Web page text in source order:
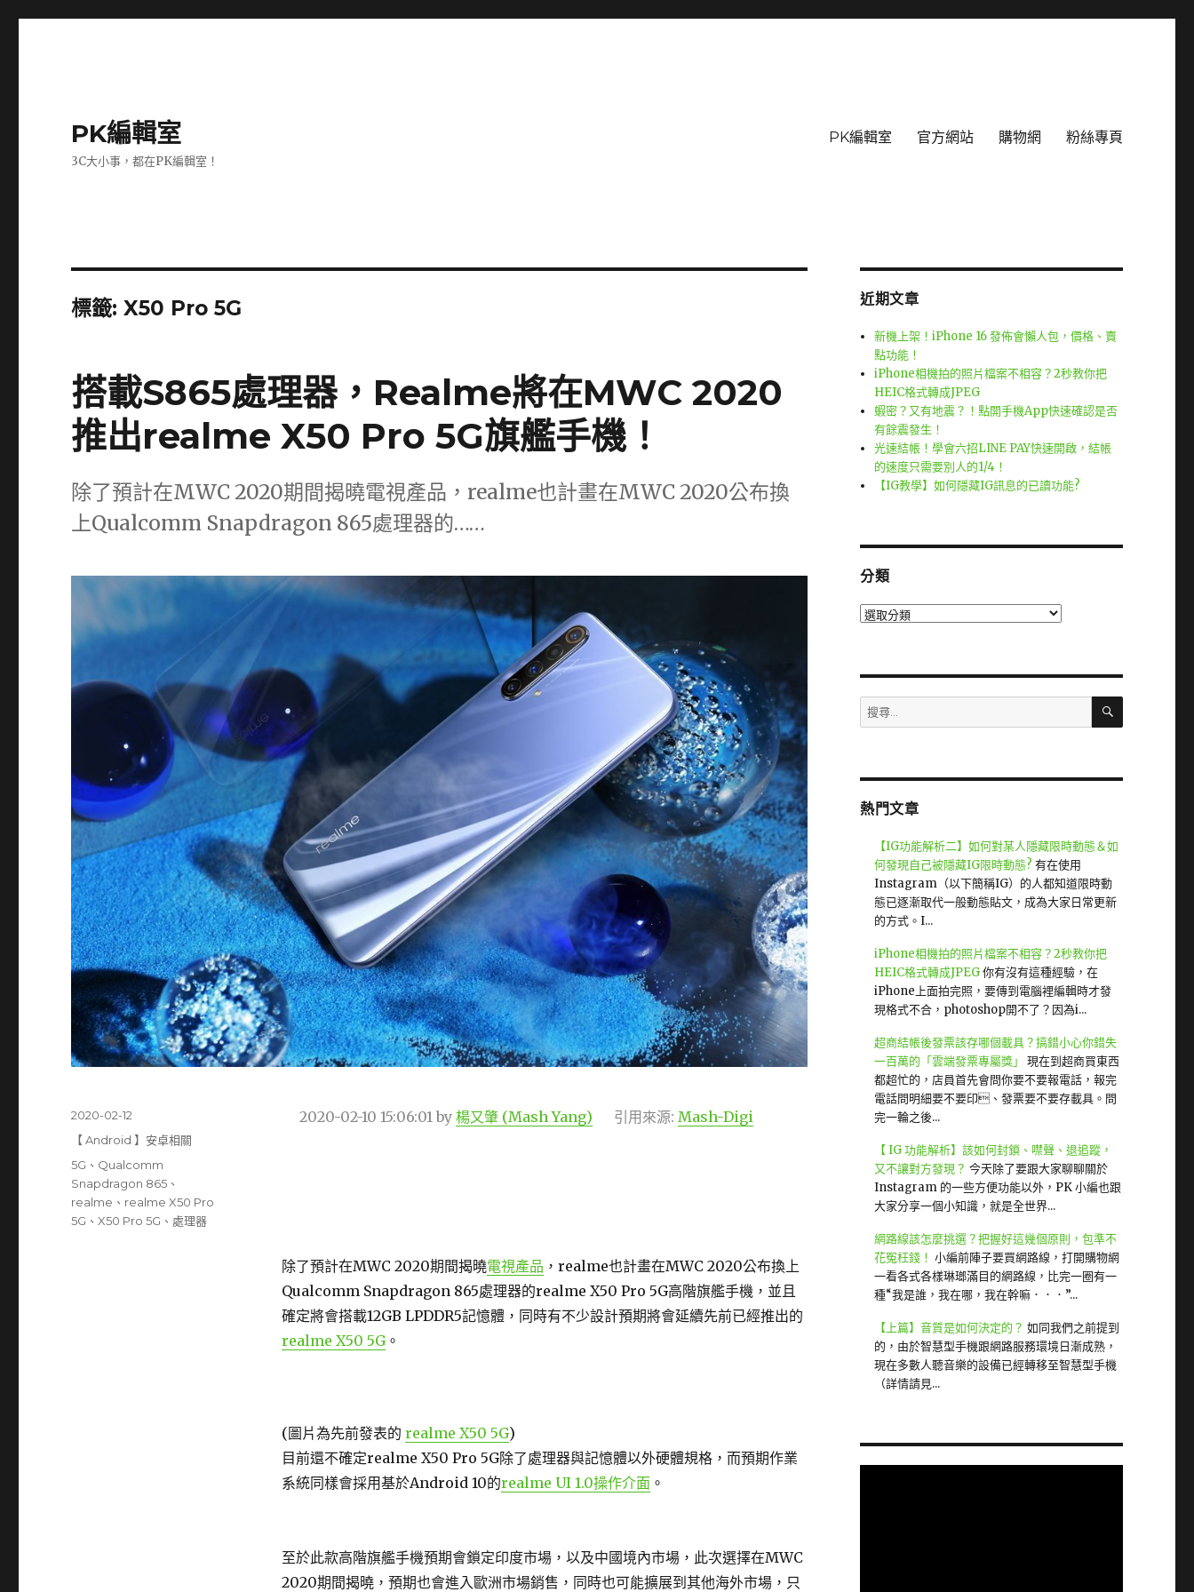
PK編輯室
3C大小事，都在PK編輯室！
PK編輯室 官方網站 購物網 粉絲專頁
標籤:X50 Pro 5G
搭載S865處理器，Realme將在MWC 2020
推出realme X50 Pro 5G旗艦手機！
除了預計在MWC 2020期間揭曉電視產品，realme也計畫在MWC 2020公布換
上Qualcomm Snapdragon 865處理器的……
2020-02-10 15:06:01 by 楊又肇 (Mash Yang) 引用來源: Mash-Digi
除了預計在MWC 2020期間揭曉電視產品 ，realme也計畫在MWC 2020公布換上
Qualcomm Snapdragon 865處理器的realme X50 Pro 5G高階旗艦手機，並且
確定將會搭載12GB LPDDR5記憶體，同時有不少設計預期將會延續先前已經推出的
realme X50 5G。
(圖片為先前發表的 realme X50 5G)
目前還不確定realme X50 Pro 5G除了處理器與記憶體以外硬體規格，而預期作業
系統同樣會採用基於Android 10的realme UI 1.0操作介面。
至於此款高階旗艦手機預期會鎖定印度市場，以及中國境內市場，此次選擇在MWC
2020期間揭曉，預期也會進入歐洲市場銷售，同時也可能擴展到其他海外市場，只
發
佈
期:
2020-02-12
分【 Android 】安卓相關
標
籤
5G 、 Qualcomm
Snapdragon 865 、
realme 、 realme X50 Pro
5G 、X50 Pro 5G 、 處理器
近期文章
新機上架！iPhone 16 發佈會懶人包，價格、賣
點功能！
iPhone相機拍的照片檔案不相容？2秒教你把
HEIC格式轉成JPEG
蝦密？又有地震？！點開手機App快速確認是否
有餘震發生！
光速結帳！學會六招LINE PAY快速開啟，結帳
的速度只需要別人的1/4！
【IG教學】如何隱藏IG訊息的已讀功能?
分類
分
搜
尋
字:
搜
熱門文章
【IG功能解析二】如何對某人隱藏限時動態＆如
何發現自己被隱藏IG限時動態? 有在使用
Instagram（以下簡稱IG）的人都知道限時動
態已逐漸取代一般動態貼文，成為大家日常更新
的方式。I...
iPhone相機拍的照片檔案不相容？2秒教你把
HEIC格式轉成JPEG你有沒有這種經驗，在
iPhone上面拍完照，要傳到電腦裡編輯時才發
現格式不合，photoshop開不了？因為i...
超商結帳後發票該存哪個載具？搞錯小心你錯失
一百萬的「雲端發票專屬獎」
現在到超商買東西
都超忙的，店員首先會問你要不要報電話，報完
電話問明細要不要印、發票要不要存載具。問
完一輪之後...
【 IG 功能解析】該如何封鎖、噤聲、退追蹤，
又不讓對方發現？ 今天除了要跟大家聊聊關於
Instagram 的一些方便功能以外，PK 小編也跟
大家分享一個小知識，就是全世界...
網路線該怎麼挑選？把握好這幾個原則，包準不
花冤枉錢！ 小編前陣子要買網路線，打開購物網
一看各式各樣琳瑯滿目的網路線，比完一圈有一
種“我是誰，我在哪，我在幹嘛．．．”...
【上篇】音質是如何決定的？ 如同我們之前提到
的，由於智慧型手機跟網路服務環境日漸成熟，
現在多數人聽音樂的設備已經轉移至智慧型手機
（詳情請見...